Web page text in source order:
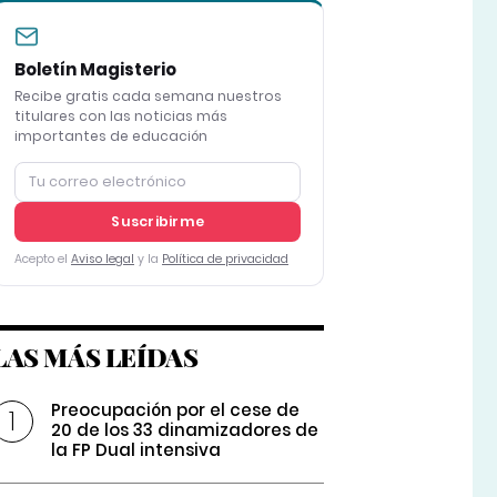
Boletín Magisterio
Recibe gratis cada semana nuestros
titulares con las noticias más
importantes de educación
Suscribirme
Acepto el Aviso legal y la Política de privacidad
MÁS LEÍDAS
Preocupación por el cese de
20 de los 33 dinamizadores de
la FP Dual intensiva